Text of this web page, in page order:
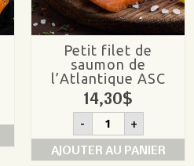
Petit filet de
saumon de
l’Atlantique ASC
14,30$
- quantité
de
Petit
filet
+
AJOUTER AU PANIER